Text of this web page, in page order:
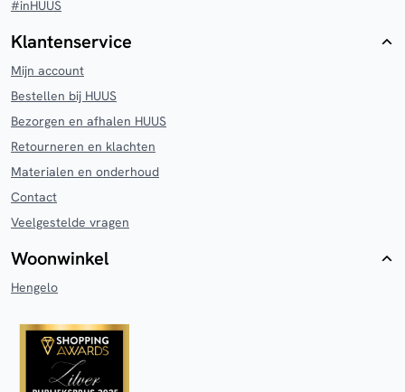
#inHUUS
Klantenservice
Mijn account
Bestellen bij HUUS
Bezorgen en afhalen HUUS
Retourneren en klachten
Materialen en onderhoud
Contact
Veelgestelde vragen
Woonwinkel
Hengelo